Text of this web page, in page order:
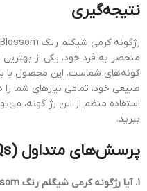
نتیجه‌گیری
منحصر به فرد خود، یکی از بهترین
گونه‌های شماست. این محصول با
طبیعی خود، تمامی نیازهای شما را
استفاده منظم از این رژ گونه،
ببرید.
پرسش‌های متداول (FAQs)